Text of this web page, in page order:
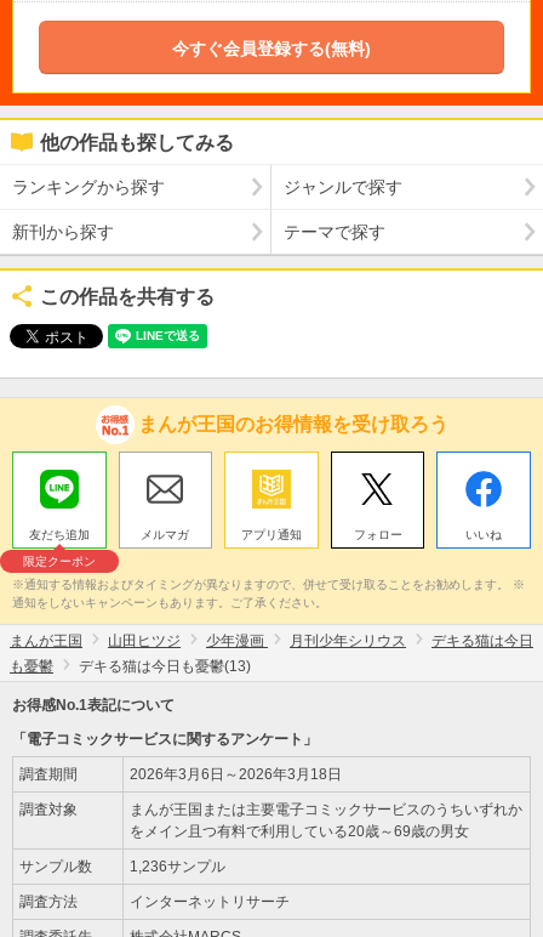
今すぐ会員登録する(無料)
他の作品も探してみる
ランキングから探す ジャンルで探す
新刊から探す テーマで探す
この作品を共有する
まんが王国のお得情報を受け取ろう
友だち追加
限定クーポン
メルマガ アプリ通知 フォロー いいね
※通知する情報およびタイミングが異なりますので、併せて受け取ることをお勧めします。 ※
通知をしないキャンペーンもあります。ご了承ください。
まんが王国 山田ヒツジ 少年漫画 月刊少年シリウス
デキる猫は今日
も憂鬱
デキる猫は今日も憂鬱(13)
お得感No.1表記について
「電子コミックサービスに関するアンケート」
調査期間 2026年3月6日～2026年3月18日
調査対象
まんが王国または主要電子コミックサービスのうちいずれか
をメイン且つ有料で利用している20歳～69歳の男女
サンプル数 1,236サンプル
調査方法 インターネットリサーチ